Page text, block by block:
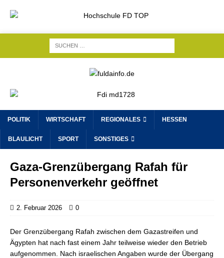
POLITIK WIRTSCHAFT REGIONALES HESSEN
BLAULICHT SPORT SONSTIGES
Gaza-Grenzübergang Rafah für
Personenverkehr geöffnet
2. Februar 2026 0
Der Grenzübergang Rafah zwischen dem Gazastreifen und
Ägypten hat nach fast einem Jahr teilweise wieder den Betrieb
aufgenommen. Nach israelischen Angaben wurde der Übergang